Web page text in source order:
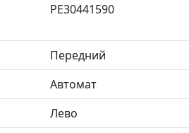
PE30441590
Передний
Автомат
Лево